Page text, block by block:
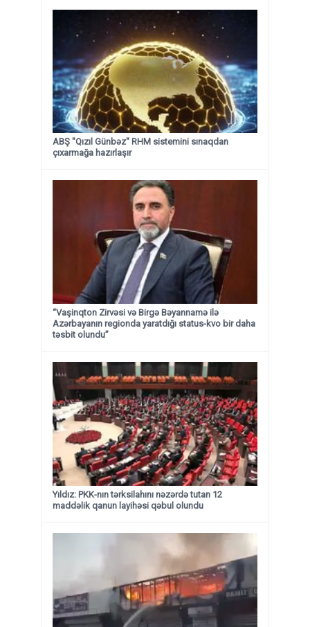
ABŞ "Qızıl Günbəz" RHM sistemini sınaqdan
çıxarmağa hazırlaşır
“Vaşinqton Zirvəsi və Birgə Bəyannamə ilə
Azərbayanın regionda yaratdığı status-kvo bir daha
təsbit olundu”
Yıldız: PKK-nın tərksilahını nəzərdə tutan 12
maddəlik qanun layihəsi qəbul olundu ​​​​​​​